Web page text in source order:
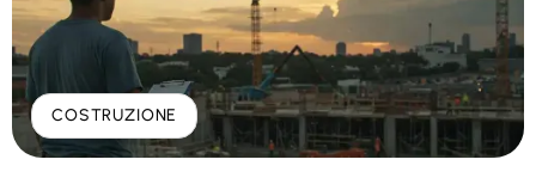
COSTRUZIONE